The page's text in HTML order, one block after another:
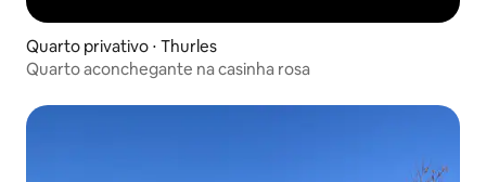
Quarto privativo ⋅ Thurles
Quarto aconchegante na casinha rosa